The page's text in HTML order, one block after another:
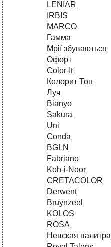
LENIAR
IRBIS
MARCO
Гамма
Мрії збуваються
Офорт
Сolor-It
Колорит Тон
Луч
Bianyo
Sakura
Uni
Conda
BGLN
Fabriano
Koh-i-Noor
CRETACOLOR
Derwent
Bruynzeel
KOLOS
ROSA
Невская палитра